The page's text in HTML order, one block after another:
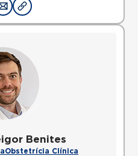
Benites
Obstetrícia Clínica